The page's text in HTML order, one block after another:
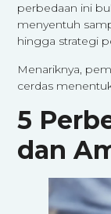
perbedaan ini
menyentuh
hingga strategi
Menariknya,
cerdas
5
dan